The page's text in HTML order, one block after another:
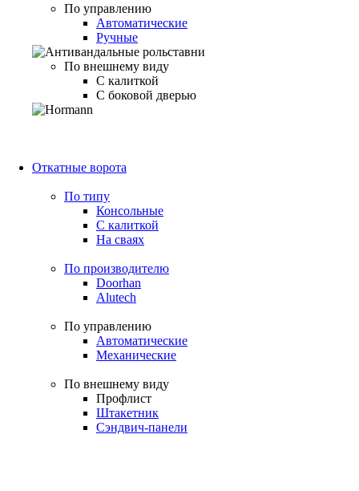
По управлению
Автоматические
Ручные
По внешнему виду
С калиткой
С боковой дверью
Откатные ворота
По типу
Консольные
С калиткой
На сваях
По производителю
Doorhan
Alutech
По управлению
Автоматические
Механические
По внешнему виду
Профлист
Штакетник
Сэндвич-панели